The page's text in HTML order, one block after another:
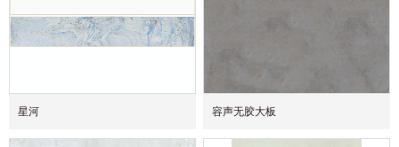
星河 容声无胶大板